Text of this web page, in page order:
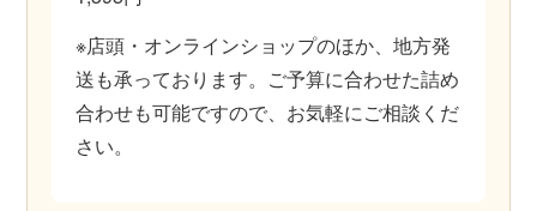
※店頭・オンラインショップのほか、地方発
送も承っております。ご予算に合わせた詰め
合わせも可能ですので、お気軽にご相談くだ
さい。